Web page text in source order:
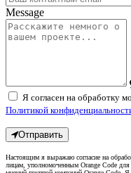
Message
Я согласен на обработку
Политикой
Отправить
Настоящим я выражаю согласие на
лицам, уполномоченным Orange Code